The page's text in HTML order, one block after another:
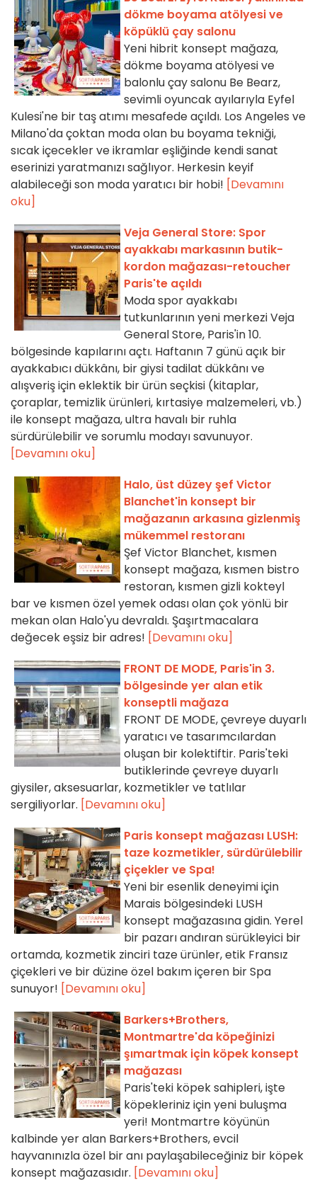
dökme boyama atölyesi ve
köpüklü çay salonu
Yeni hibrit konsept mağaza,
dökme boyama atölyesi ve
balonlu çay salonu Be Bearz,
sevimli oyuncak ayılarıyla Eyfel
Kulesi'ne bir taş atımı mesafede açıldı. Los Angeles ve
Milano'da çoktan moda olan bu boyama tekniği,
sıcak içecekler ve ikramlar eşliğinde kendi sanat
eserinizi yaratmanızı sağlıyor. Herkesin keyif
alabileceği son moda yaratıcı bir hobi! [Devamını
oku]
Veja General Store: Spor
ayakkabı markasının butik-
kordon mağazası-retoucher
Paris'te açıldı
Moda spor ayakkabı
tutkunlarının yeni merkezi Veja
General Store, Paris'in 10.
bölgesinde kapılarını açtı. Haftanın 7 günü açık bir
ayakkabıcı dükkânı, bir giysi tadilat dükkânı ve
alışveriş için eklektik bir ürün seçkisi (kitaplar,
çoraplar, temizlik ürünleri, kırtasiye malzemeleri, vb.)
ile konsept mağaza, ultra havalı bir ruhla
sürdürülebilir ve sorumlu modayı savunuyor.
[Devamını oku]
Halo, üst düzey şef Victor
Blanchet'in konsept bir
mağazanın arkasına gizlenmiş
mükemmel restoranı
Şef Victor Blanchet, kısmen
konsept mağaza, kısmen bistro
restoran, kısmen gizli kokteyl
bar ve kısmen özel yemek odası olan çok yönlü bir
mekan olan Halo'yu devraldı. Şaşırtmacalara
değecek eşsiz bir adres! [Devamını oku]
FRONT DE MODE, Paris'in 3.
bölgesinde yer alan etik
konseptli mağaza
FRONT DE MODE, çevreye duyarlı
yaratıcı ve tasarımcılardan
oluşan bir kolektiftir. Paris'teki
butiklerinde çevreye duyarlı
giysiler, aksesuarlar, kozmetikler ve tatlılar
sergiliyorlar. [Devamını oku]
Paris konsept mağazası LUSH:
taze kozmetikler, sürdürülebilir
çiçekler ve Spa!
Yeni bir esenlik deneyimi için
Marais bölgesindeki LUSH
konsept mağazasına gidin. Yerel
bir pazarı andıran sürükleyici bir
ortamda, kozmetik zinciri taze ürünler, etik Fransız
çiçekleri ve bir düzine özel bakım içeren bir Spa
sunuyor! [Devamını oku]
Barkers+Brothers,
Montmartre'da köpeğinizi
şımartmak için köpek konsept
mağazası
Paris'teki köpek sahipleri, işte
köpekleriniz için yeni buluşma
yeri! Montmartre köyünün
kalbinde yer alan Barkers+Brothers, evcil
hayvanınızla özel bir anı paylaşabileceğiniz bir köpek
konsept mağazasıdır. [Devamını oku]